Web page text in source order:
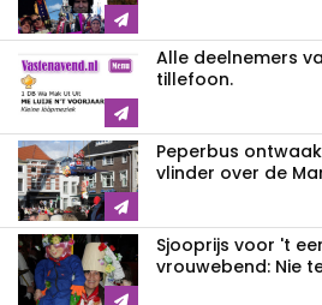
Alle deelnemers
tillefoon.
Peperbus
vlinder over de
Sjooprijs voor 't
vrouwebend: Nie